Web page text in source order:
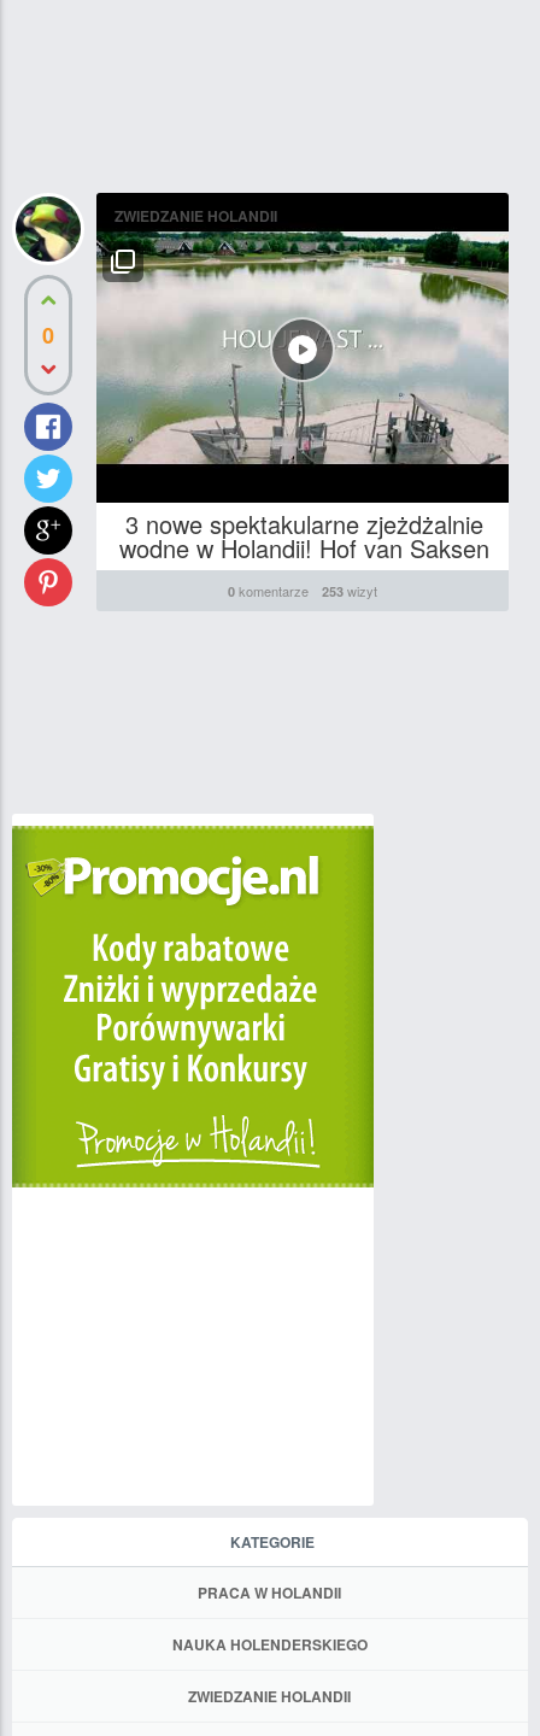
0
ZWIEDZANIE HOLANDII
3 nowe spektakularne zjeżdżalnie
wodne w Holandii! Hof van Saksen
0 komentarze 253 wizyt
KATEGORIE
PRACA W HOLANDII
NAUKA HOLENDERSKIEGO
ZWIEDZANIE HOLANDII